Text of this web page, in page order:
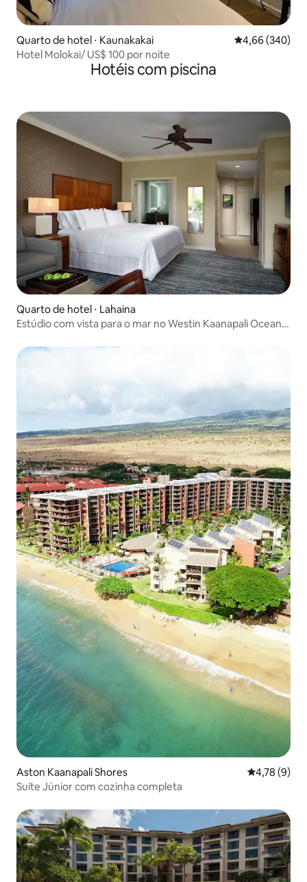
Quarto de hotel ⋅ Kaunakakai 4,66 de uma
4,66 (340)
Hotel Molokai/ US$ 100 por noite
Hotéis com piscina
Quarto de hotel ⋅ Lahaina
Estúdio com vista para o mar no Westin Kaanapali Ocean
Aston Kaanapali Shores 4,78 de
4,78 (9)
Suíte Júnior com cozinha completa